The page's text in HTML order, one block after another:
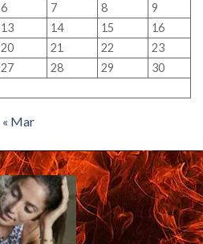
6 7 8
9
13 14 15
16
20 21 22
23
27 28 29
30
« Mar